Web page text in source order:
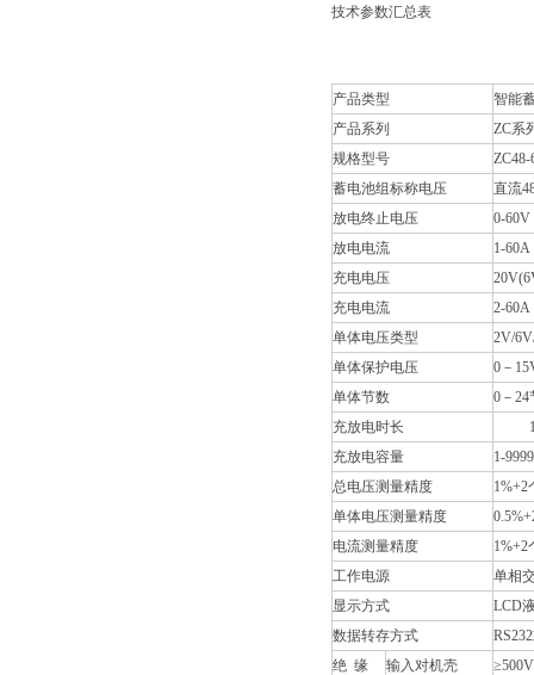
技术参数汇总表
产品类型
智能
产品系列
ZC系
规格型号
ZC48-
蓄电池组标称电压
直流
放电终止电压
0-60V
放电电流
1-60A
充电电压
充电电流
2-60A
单体电压类型
2V/
单体保护电压
0－
单体节数
0－24
充放电时长
1分
充放电容量
1-
总电压测量精度
1%+2
单体电压测量精度
电流测量精度
1%+2
工作电源
单相
显示方式
LCD
数据转存方式
绝 缘
输入对机壳
≥500V